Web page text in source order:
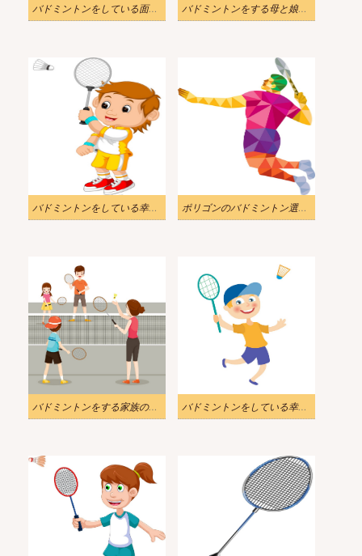
バドミントンをしている面白い子供たちのイラスト バドミントンをする母と娘のイラスト
バドミントンをしている幸せな少年のイラスト ポリゴンのバドミントン選手がジャンプしているイラスト
バドミントンをする家族のイラスト バドミントンをしている幸せな少年のイラスト 1